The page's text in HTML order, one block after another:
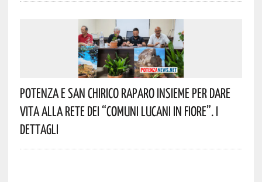
Potenza E San Chirico Raparo Insieme Per Dare
Vita Alla Rete Dei “Comuni Lucani In Fiore”. I
Dettagli